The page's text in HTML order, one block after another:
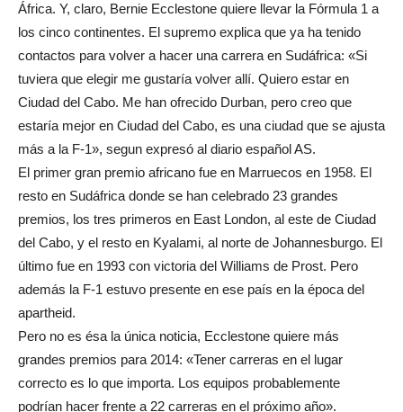
África. Y, claro, Bernie Ecclestone quiere llevar la Fórmula 1 a
los cinco continentes. El supremo explica que ya ha tenido
contactos para volver a hacer una carrera en Sudáfrica: «Si
tuviera que elegir me gustaría volver allí. Quiero estar en
Ciudad del Cabo. Me han ofrecido Durban, pero creo que
estaría mejor en Ciudad del Cabo, es una ciudad que se ajusta
más a la F-1», segun expresó al diario español AS.
El primer gran premio africano fue en Marruecos en 1958. El
resto en Sudáfrica donde se han celebrado 23 grandes
premios, los tres primeros en East London, al este de Ciudad
del Cabo, y el resto en Kyalami, al norte de Johannesburgo. El
último fue en 1993 con victoria del Williams de Prost. Pero
además la F-1 estuvo presente en ese país en la época del
apartheid.
Pero no es ésa la única noticia, Ecclestone quiere más
grandes premios para 2014: «Tener carreras en el lugar
correcto es lo que importa. Los equipos probablemente
podrían hacer frente a 22 carreras en el próximo año».